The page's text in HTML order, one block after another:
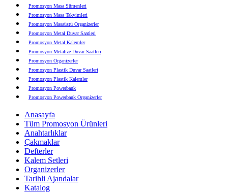
Promosyon Masa Sümenleri
Promosyon Masa Takvimleri
Promosyon Masaüstü Organizerler
Promosyon Metal Duvar Saatleri
Promosyon Metal Kalemler
Promosyon Metalize Duvar Saatleri
Promosyon Organizerler
Promosyon Plastik Duvar Saatleri
Promosyon Plastik Kalemler
Promosyon Powerbank
Promosyon Powerbank Organizerler
Promosyon Şapka
Promosyon Sekreter Bloknotlar
Promosyon Seramik ve Porselen Ürünler
Promosyon Speakerlar
Promosyon Tarihli Ajandalar
Promosyon Teknoloji Ürünleri
Promosyon Telefon Standları
Promosyon Termoslar
Promosyon Tişörtler
Anasayfa
Tüm Promosyon Ürünleri
Anahtarlıklar
Çakmaklar
Defterler
Kalem Setleri
Organizerler
Tarihli Ajandalar
Katalog